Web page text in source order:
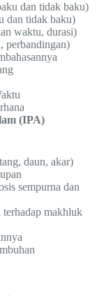
dan tidak baku)
dan tidak baku)
waktu, durasi)
perbandingan)
(IPA)
daun, akar)
sempurna dan
makhluk